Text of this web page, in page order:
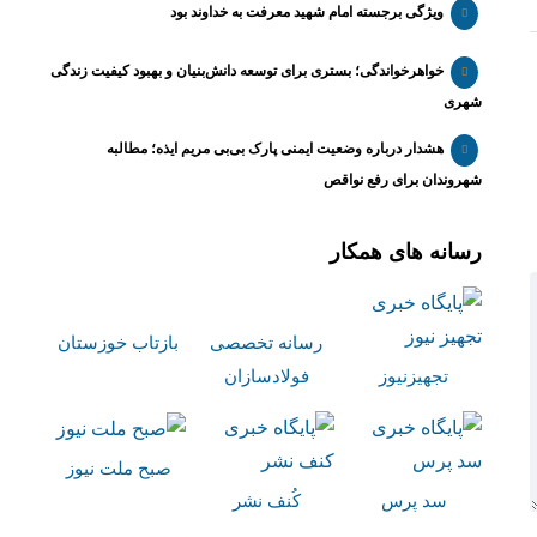
ویژگی برجسته امام شهید معرفت به خداوند بود
خواهرخواندگی؛ بستری برای توسعه دانش‌بنیان و بهبود کیفیت زندگی
شهری
هشدار درباره وضعیت ایمنی پارک بی‌بی مریم ایذه؛ مطالبه
شهروندان برای رفع نواقص
رسانه های همکار
تجهیزنیوز
رسانه تخصصی
فولادسازان
بازتاب خوزستان
سد پرس کُنف نشر
صبح ملت نیوز